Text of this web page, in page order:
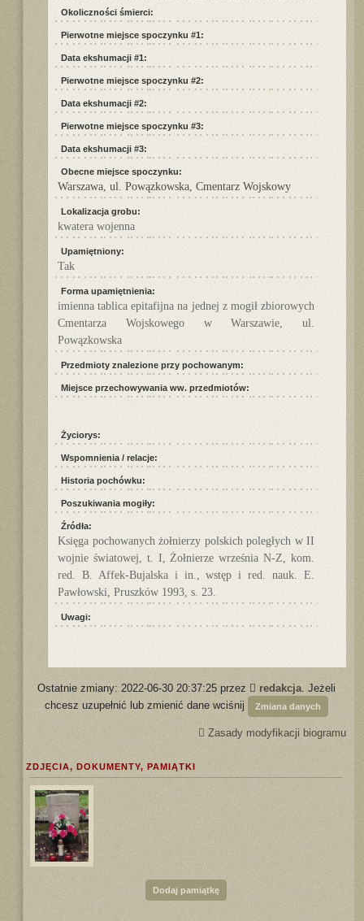
Okoliczności śmierci:
Pierwotne miejsce spoczynku #1:
Data ekshumacji #1:
Pierwotne miejsce spoczynku #2:
Data ekshumacji #2:
Pierwotne miejsce spoczynku #3:
Data ekshumacji #3:
Obecne miejsce spoczynku:
Warszawa, ul. Powązkowska, Cmentarz Wojskowy
Lokalizacja grobu:
kwatera wojenna
Upamiętniony:
Tak
Forma upamiętnienia:
imienna tablica epitafijna na jednej z mogił zbiorowych
Cmentarza Wojskowego w Warszawie, ul.
Powązkowska
Przedmioty znalezione przy pochowanym:
Miejsce przechowywania ww. przedmiotów:
Życiorys:
Wspomnienia / relacje:
Historia pochówku:
Poszukiwania mogiły:
Źródła:
Księga pochowanych żołnierzy polskich poległych w II
wojnie światowej, t. I, Żołnierze września N-Z, kom.
red. B. Affek-Bujalska i in., wstęp i red. nauk. E.
Pawłowski, Pruszków 1993, s. 23.
Uwagi:
Ostatnie zmiany: 2022-06-30 20:37:25 przez redakcja. Jeżeli
chcesz uzupełnić lub zmienić dane wciśnij
Zmiana danych
Zasady modyfikacji biogramu
ZDJĘCIA, DOKUMENTY, PAMIĄTKI
Dodaj pamiątkę